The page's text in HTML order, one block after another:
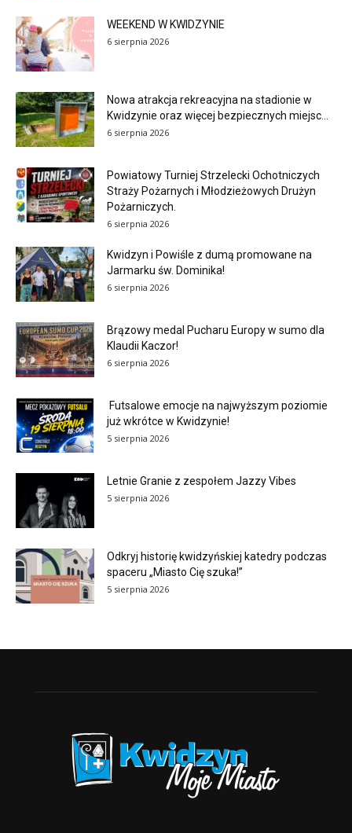
WEEKEND W KWIDZYNIE
6 sierpnia 2026
Nowa atrakcja rekreacyjna na stadionie w
Kwidzynie oraz więcej bezpiecznych miejsc...
6 sierpnia 2026
Powiatowy Turniej Strzelecki Ochotniczych
Straży Pożarnych i Młodzieżowych Drużyn
Pożarniczych.
6 sierpnia 2026
Kwidzyn i Powiśle z dumą promowane na
Jarmarku św. Dominika!
6 sierpnia 2026
Brązowy medal Pucharu Europy w sumo dla
Klaudii Kaczor!
6 sierpnia 2026
Futsalowe emocje na najwyższym poziomie
już wkrótce w Kwidzynie!
5 sierpnia 2026
Letnie Granie z zespołem Jazzy Vibes
5 sierpnia 2026
Odkryj historię kwidzyńskiej katedry podczas
spaceru „Miasto Cię szuka!”
5 sierpnia 2026